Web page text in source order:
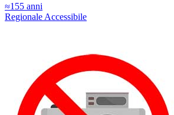
≈155 anni
Regionale Accessibile